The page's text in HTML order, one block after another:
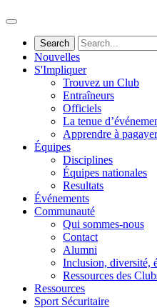
Nouvelles
S'Impliquer
Trouvez un Club
Entraîneurs
Officiels
La tenue
Apprendre à pagayer
Équipes
Disciplines
Équipes nationales
Resultats
Événements
Communauté
Qui sommes-nous
Contact
Alumni
Inclusion, diversité,
Ressources des
Ressources
Sport Sécuritaire